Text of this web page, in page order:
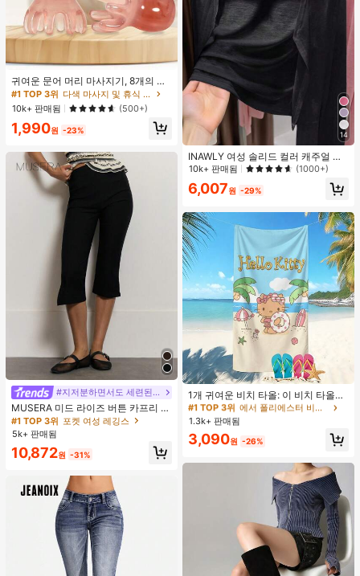
귀여운 문어 머리 마사지기, 8개의 촉
수, 머리 마사지기, 괄사 페이셜 도구,
머리 & 몸 이완, 독특한 마사지 포인
트, 수동 딥 티슈 마사지 도구, 학교, 개
학, 여행, 여행 필수품, 가정 필수품, 스
파, 마사지 도구, 마사지
#1 TOP 3위
다색 마사지 및 휴식 도구
10k+ 판매됨
(500+)
1,990원 -23%
#지저분하면서도 세련된 스타일
MUSERA 미드 라이즈 버튼 카프리 레
깅스 여름 휴가 Y2k 우아한 귀여운 캐
주얼 섹시 컬렉티브 개학 바지 봄 비즈
#1 TOP 3위 포켓 여성 레깅스
5k+ 판매됨
10,872원 -31%
14
INAWLY 여성 솔리드 컬러 캐주얼 얇
은 가디건, 봄/여름
10k+ 판매됨 (1000+)
6,007원 -29%
1개 귀여운 비치 타올: 이 비치 타올은
귀여운 카툰 패턴 디자인이 특징이며,
초극세사로 제작되어 부드럽고 내구
성이 뛰어나며 빠르게 건조됩니다. 해
변, 수영장 또는 레저 센터에서 사용하
차단 기능이 있으며, 가볍고 편안하여
서핑, 수영 및 요가 활동에 이상적인
#1 TOP 3위
에서 폴리에스터 비치 타월
거의 매진!
#1 TOP 3위
에서 폴리에스터 비치 타월
거의 매진!
#1 TOP 3위
에서 폴리에스터 비치 타월
거의 매진!
#1 TOP 3위
1.3k+ 판매됨
3,090원 -26%